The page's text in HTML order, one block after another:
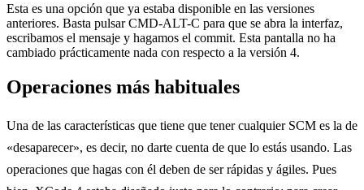
Esta es una opción que ya estaba disponible en las versiones
anteriores. Basta pulsar CMD-ALT-C para que se abra la interfaz,
escribamos el mensaje y hagamos el commit. Esta pantalla no ha
cambiado prácticamente nada con respecto a la versión 4.
Operaciones más habituales
Una de las características que tiene que tener cualquier SCM es la de
«desaparecer», es decir, no darte cuenta de que lo estás usando. Las
operaciones que hagas con él deben de ser rápidas y ágiles. Pues